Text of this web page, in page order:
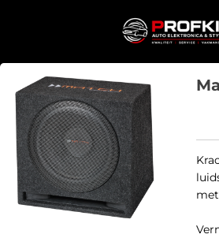
hoofdinhoud